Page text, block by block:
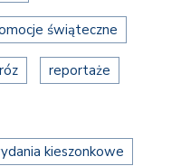
świąteczne
reportaże
kieszonkowe